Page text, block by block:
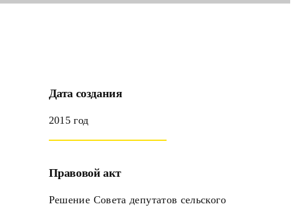
Дата создания
2015 год
Правовой акт
Решение Совета депутатов сельского